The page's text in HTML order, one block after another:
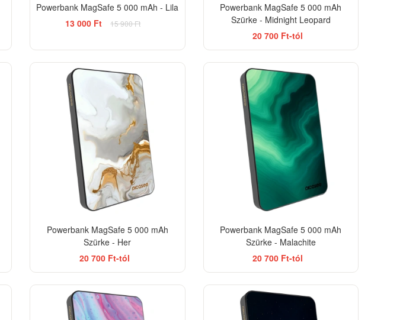
Powerbank MagSafe 5 000 mAh - Lila
13 000 Ft
15 900 Ft
Powerbank MagSafe 5 000 mAh
Szürke - Midnight Leopard
20 700 Ft-tól
Powerbank MagSafe 5 000 mAh
Szürke - Her
20 700 Ft-tól
Powerbank MagSafe 5 000 mAh
Szürke - Malachite
20 700 Ft-tól